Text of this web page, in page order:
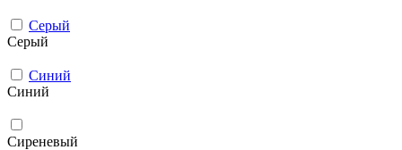
Серый
Серый
Синий
Синий
Сиреневый